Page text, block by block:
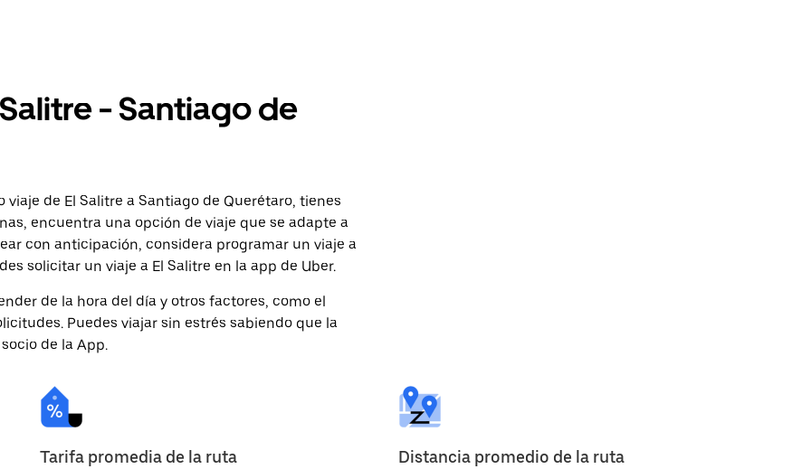
- Santiago de
de El Salitre a Santiago de Querétaro, tienes
encuentra una opción de viaje que se adapte a
con anticipación, considera programar un viaje a
solicitar un viaje a El Salitre en la app de Uber.
de la hora del día y otros factores, como el
Puedes viajar sin estrés sabiendo que la
de la App.
Tarifa promedia de la ruta Distancia promedio de la ruta